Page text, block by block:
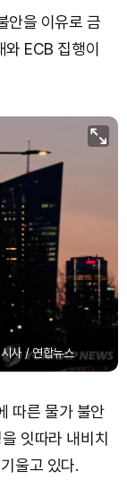
₩ 1,463(-2.16%)
₩466.6(+0.04%)
79,413(-0.04%)
₩ 99.60
안을 이유로 금
와 ECB 집행이
사 / 연합뉴스
따른 물가 불안
잇따라 내비치
울고 있다.